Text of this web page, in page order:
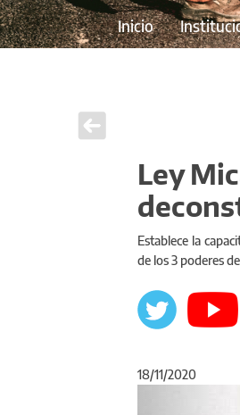
Inicio
Ley
Establece la
de los 3 poderes
18/11/2020